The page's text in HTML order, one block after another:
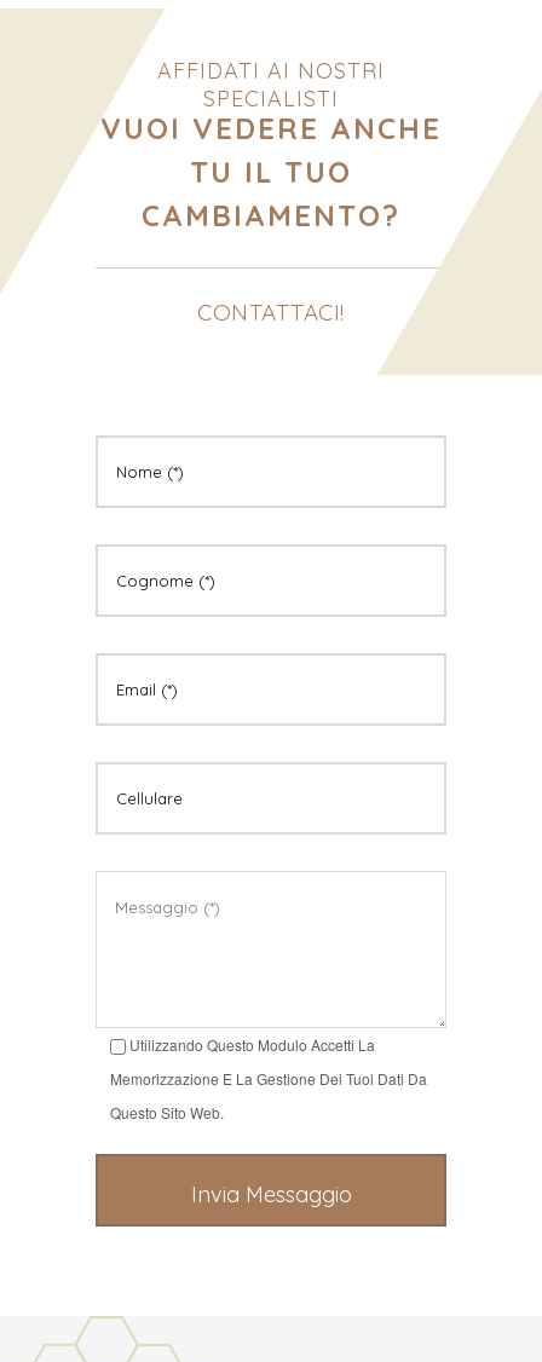
AFFIDATI AI NOSTRI
SPECIALISTI
VUOI VEDERE ANCHE
TU IL TUO
CAMBIAMENTO?
CONTATTACI!
Utilizzando Questo Modulo Accetti La
Memorizzazione E La Gestione Dei Tuoi Dati Da
Questo Sito Web.